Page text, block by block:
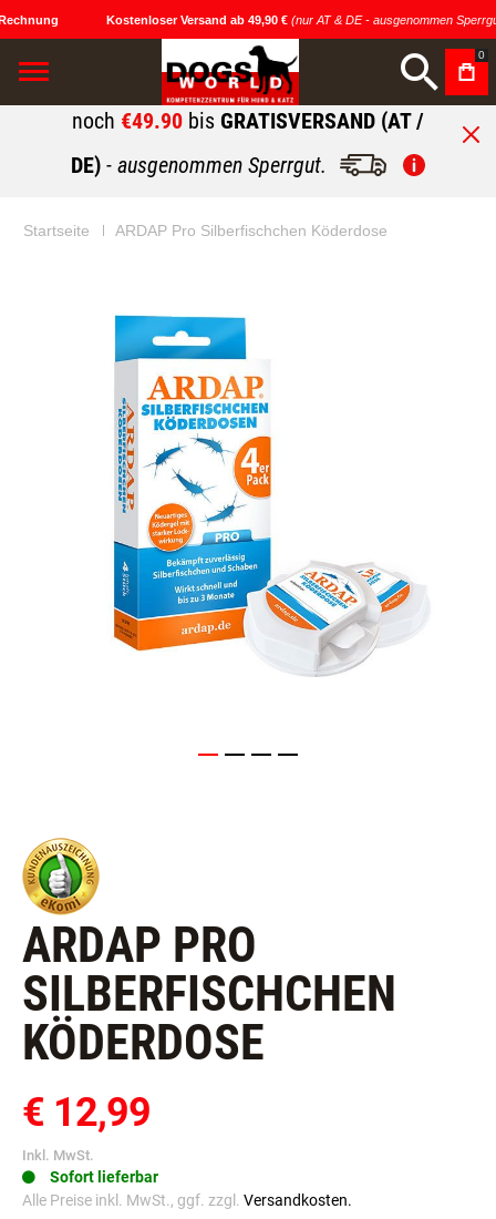
Kostenloser Versand ab 49,90 €(nur AT & DE - ausgenommen
0
noch €49.90 bis GRATISVERSAND (AT /
DE) - ausgenommen Sperrgut.
Startseite ARDAP Pro Silberfischchen Köderdose
ARDAP PRO
SILBERFISCHCHEN
KÖDERDOSE
€ 12,99
Inkl. MwSt.
Sofort lieferbar
Alle Preise inkl. MwSt., ggf. zzgl. Versandkosten.